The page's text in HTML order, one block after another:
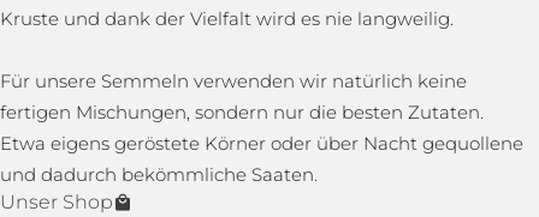
Kruste und dank der Vielfalt wird es nie langweilig.
Für unsere Semmeln verwenden wir natürlich keine
fertigen Mischungen, sondern nur die besten Zutaten.
Etwa eigens geröstete Körner oder über Nacht gequollene
und dadurch bekömmliche Saaten.
Unser Shop